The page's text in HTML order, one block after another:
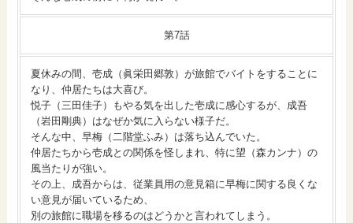
第7話
夏休みの間、壱成（眞栄田郷敦）が旅館でバイトをすることに
なり、仲居たちは大喜び。
悦子（三田佳子）もやる気を出した壱成に感心するが、成吾
（岩田剛典）はなぜか気に入らない様子だ。
そんな中、早梅（二階堂ふみ）は落ち込んでいた。
仲居たちから壱成との関係を怪しまれ、特に望（森カンナ）の
風当たりが強い。
その上、成吾からは、従業員用の意見箱に早梅に関する良くな
い意見が届いているため、
別の旅館に職場を移るのはどうかと言われてしまう。